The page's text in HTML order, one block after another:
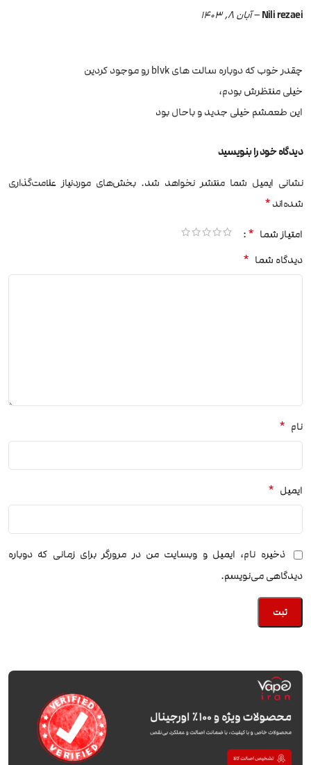
Nili rezaei
–آبان 8, 1403
چقدر خوب که دوباره سالت های blvk رو موجود کردین
خیلی منتظرش بودم،
این طعمشم خیلی جدید و باحال بود
دیدگاه خود را بنویسید
نشانی ایمیل شما منتشر نخواهد شد. بخش‌های موردنیاز علامت‌گذاری
شده‌اند*
امتیاز شما *
دیدگاه شما *
نام *
ایمیل *
ذخیره نام، ایمیل و وبسایت من در مرورگر برای زمانی که دوباره
دیدگاهی می‌نویسم.